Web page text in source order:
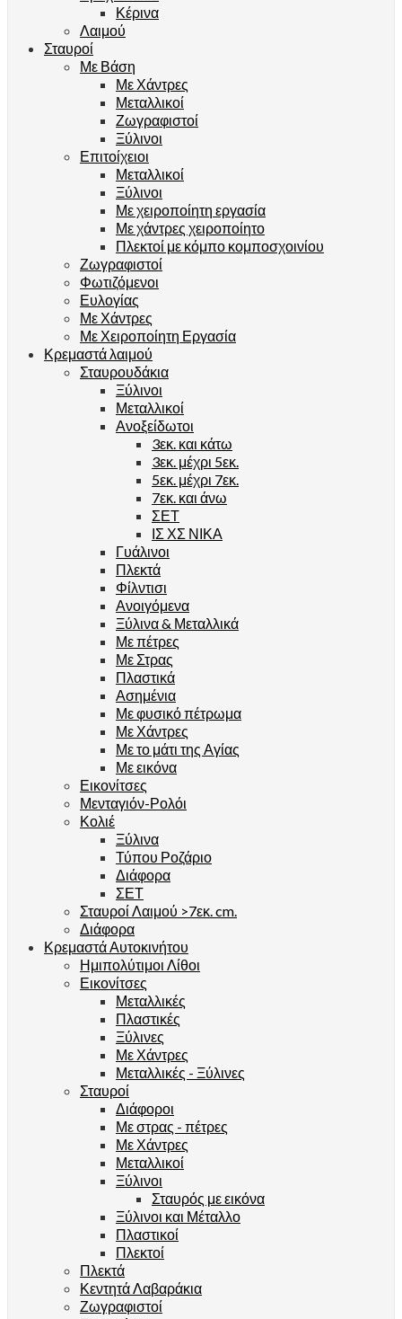
Κέρινα
Λαιμού
Σταυροί
Με Βάση
Με Χάντρες
Μεταλλικοί
Ζωγραφιστοί
Ξύλινοι
Επιτοίχειοι
Μεταλλικοί
Ξύλινοι
Με χειροποίητη εργασία
Με χάντρες χειροποίητο
Πλεκτοί με κόμπο κομποσχοινίου
Ζωγραφιστοί
Φωτιζόμενοι
Ευλογίας
Με Χάντρες
Με Χειροποίητη Εργασία
Κρεμαστά λαιμού
Σταυρουδάκια
Ξύλινοι
Μεταλλικοί
Ανοξείδωτοι
3εκ. και κάτω
3εκ. μέχρι 5εκ.
5εκ. μέχρι 7εκ.
7εκ. και άνω
ΣΕΤ
ΙΣ ΧΣ ΝΙΚΑ
Γυάλινοι
Πλεκτά
Φίλντισι
Ανοιγόμενα
Ξύλινα & Μεταλλικά
Με πέτρες
Με Στρας
Πλαστικά
Ασημένια
Με φυσικό πέτρωμα
Με Χάντρες
Με το μάτι της Αγίας
Με εικόνα
Εικονίτσες
Μενταγιόν-Ρολόι
Κολιέ
Ξύλινα
Τύπου Ροζάριο
Διάφορα
ΣΕΤ
Σταυροί Λαιμού >7εκ. cm.
Διάφορα
Κρεμαστά Αυτοκινήτου
Ημιπολύτιμοι Λίθοι
Εικονίτσες
Μεταλλικές
Πλαστικές
Ξύλινες
Με Χάντρες
Μεταλλικές - Ξύλινες
Σταυροί
Διάφοροι
Με στρας - πέτρες
Με Χάντρες
Μεταλλικοί
Ξύλινοι
Σταυρός με εικόνα
Ξύλινοι και Μέταλλο
Πλαστικοί
Πλεκτοί
Πλεκτά
Κεντητά Λαβαράκια
Ζωγραφιστοί